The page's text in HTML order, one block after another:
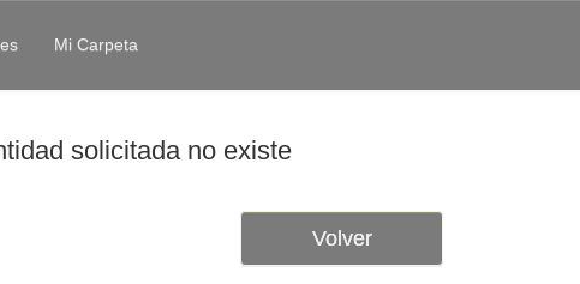
Mi Carpeta
solicitada no existe
Volver